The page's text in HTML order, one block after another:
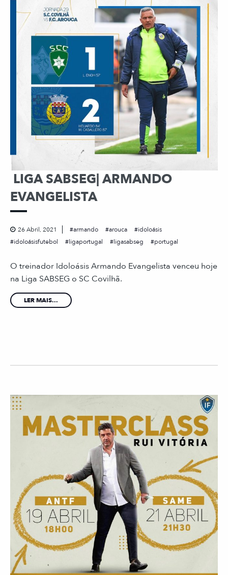
LIGA SABSEG| ARMANDO
EVANGELISTA
26 Abril, 2021 armando arouca
idoloásis
idoloásisfutebol
ligaportugal ligasabseg portugal
O treinador Idoloásis Armando Evangelista venceu hoje
na Liga SABSEG o SC Covilhã.
LER MAIS...